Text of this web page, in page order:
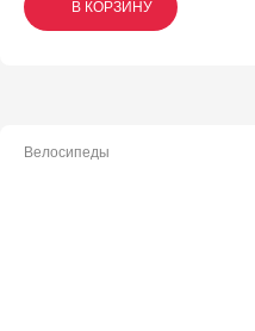
В КОРЗИНУ
В КОРЗИНУ
В КОРЗИНУ
Велосипеды